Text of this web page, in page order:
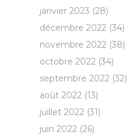
janvier 2023 (28)
décembre 2022 (34)
novembre 2022 (38)
octobre 2022 (34)
septembre 2022 (32)
août 2022 (13)
juillet 2022 (31)
juin 2022 (26)